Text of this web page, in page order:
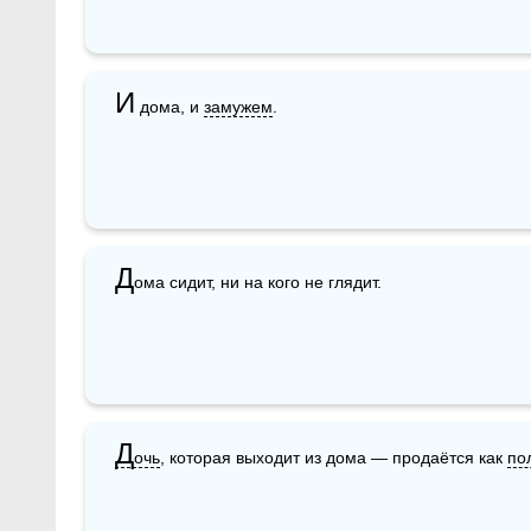
И дома, и замужем
Дома сидит, ни на кого не глядит.
Дочь , которая выходит из дома — продаётся как